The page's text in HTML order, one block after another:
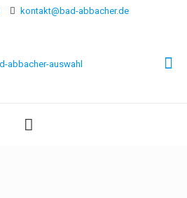
kontakt@bad-abbacher.de